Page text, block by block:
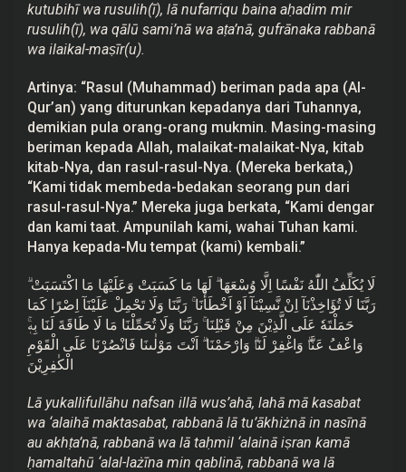
kutubihī wa rusulih(ī), lā nufarriqu baina aḥadim mir
rusulih(ī), wa qālū sami’nā wa aṭa’nā, gufrānaka rabbanā
wa ilaikal-maṣīr(u).
Artinya: “Rasul (Muhammad) beriman pada apa (Al-
Qur’an) yang diturunkan kepadanya dari Tuhannya,
demikian pula orang-orang mukmin. Masing-masing
beriman kepada Allah, malaikat-malaikat-Nya, kitab
kitab-Nya, dan rasul-rasul-Nya. (Mereka berkata,)
“Kami tidak membeda-bedakan seorang pun dari
rasul-rasul-Nya.” Mereka juga berkata, “Kami dengar
dan kami taat. Ampunilah kami, wahai Tuhan kami.
Hanya kepada-Mu tempat (kami) kembali.”
لَا يُكَلِّفُ اللّٰهُ نَفْسًا اِلَّا وُسْعَهَا ۗ لَهَا مَا كَسَبَتْ وَعَلَيْهَا مَا اكْتَسَبَتْ ۗ
رَبَّنَا لَا تُؤَاخِذْنَآ اِنْ نَّسِيْنَآ اَوْ اَخْطَأْنَا ۚ رَبَّنَا وَلَا تَحْمِلْ عَلَيْنَآ اِصْرًا كَمَا
حَمَلْتَهٗ عَلَى الَّذِيْنَ مِنْ قَبْلِنَا ۚ رَبَّنَا وَلَا تُحَمِّلْنَا مَا لَا طَاقَةَ لَنَا بِهٖۚ
وَاعْفُ عَنَّاۗ وَاغْفِرْ لَنَاۗ وَارْحَمْنَا ۗ اَنْتَ مَوْلٰىنَا فَانْصُرْنَا عَلَى الْقَوْمِ
الْكٰفِرِيْنَ
Lā yukallifullāhu nafsan illā wus’ahā, lahā mā kasabat
wa ‘alaihā maktasabat, rabbanā lā tu’ākhiżnā in nasīnā
au akhṭa’nā, rabbanā wa lā taḥmil ‘alainā iṣran kamā
ḥamaltahū ‘alal-lażīna min qablinā, rabbanā wa lā